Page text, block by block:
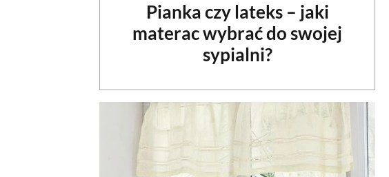
Pianka czy lateks – jaki
materac wybrać do swojej
sypialni?